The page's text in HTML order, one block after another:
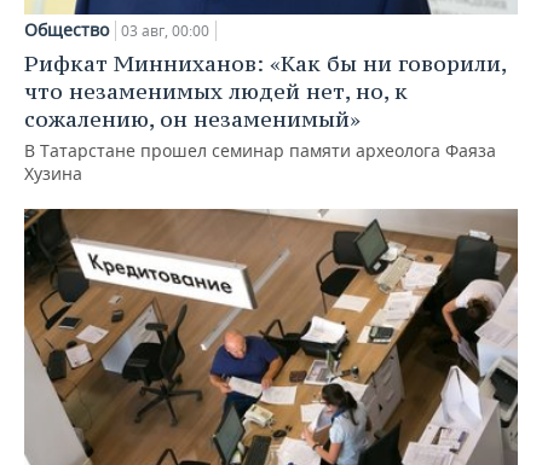
Общество 03 авг, 00:00
Рифкат Минниханов: «Как бы ни говорили,
что незаменимых людей нет, но, к
сожалению, он незаменимый»
В Татарстане прошел семинар памяти археолога Фаяза
Хузина